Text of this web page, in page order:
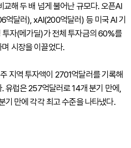
해 두 배 넘게 불어난 규모다. 오픈AI
억달러), xAI(200억달러) 등 미국 AI 기
투자(메가딜)가 전체 투자금의 60%를
시장을 이끌었다.
지역 투자액이 2701억달러를 기록해
유럽은 257억달러로 14개 분기 만에,
기 만에 각각 최고 수준을 나타냈다.